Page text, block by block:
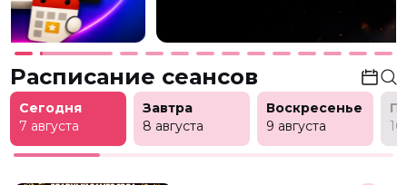
Расписание сеансов
Сегодня
7 августа
Завтра
8 августа
Воскресенье
9 августа
10